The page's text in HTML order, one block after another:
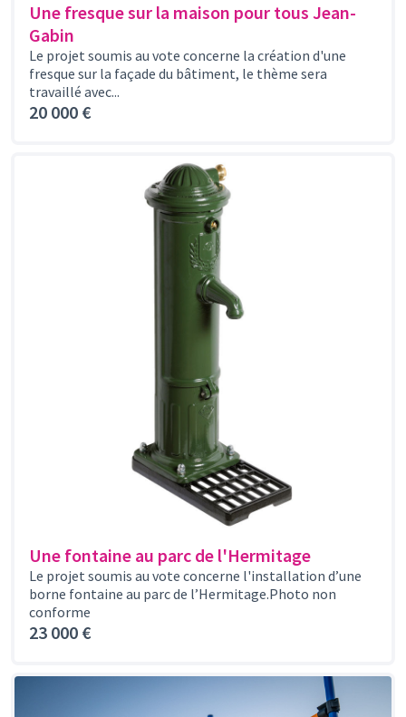
Une fresque sur la maison pour tous Jean-
Gabin
Le projet soumis au vote concerne la création d'une
fresque sur la façade du bâtiment, le thème sera
travaillé avec...
20 000 €
Une fontaine au parc de l'Hermitage
Le projet soumis au vote concerne l'installation d’une
borne fontaine au parc de l’Hermitage.Photo non
conforme
23 000 €